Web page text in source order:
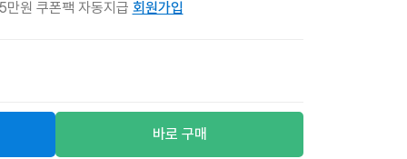
만원 쿠폰팩 자동지급 회원가입
바로 구매